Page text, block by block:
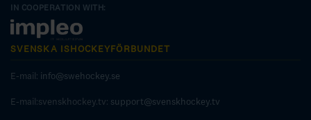
IN COOPERATION WITH:
SVENSKA ISHOCKEYFÖRBUNDET
E-mail: info@swehockey.se
E-mail:svenskhockey.tv: support@svenskhockey.tv